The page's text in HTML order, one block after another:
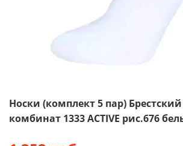
Носки (комплект 5 пар)
комбинат 1333 ACTIVE рис.676